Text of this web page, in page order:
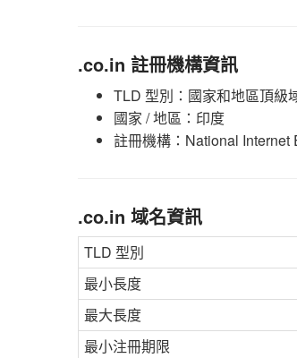
.co.in 註冊機構資訊
TLD 型別：國家和地區頂級
國家 / 地區：印度
註冊機構：National Internet
.co.in 域名資訊
TLD 型別
最小長度
最大長度
最小注冊期限